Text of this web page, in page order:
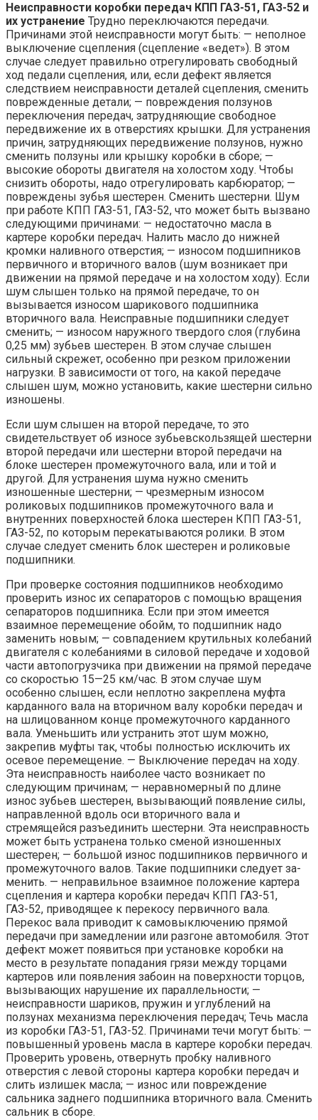
Неисправности коробки передач КПП ГАЗ-51, ГАЗ-52 и
их устранение Трудно переключаются передачи.
Причинами этой неисправности могут быть: — неполное
выключение сцепления (сцепление «ведет»). В этом
случае следует правильно отрегулировать свободный
ход педали сцепления, или, если дефект является
следствием неисправности деталей сцепления, сменить
поврежденные детали; — повреждения ползунов
переключения передач, затрудняющие свободное
передвижение их в отверстиях крышки. Для устранения
причин, затрудняющих передвижение ползунов, нужно
сменить ползуны или крышку коробки в сборе; —
высокие обороты двигателя на холостом ходу. Чтобы
снизить обороты, надо отрегулировать карбюратор; —
повреждены зубья шестерен. Сменить шестерни. Шум
при работе КПП ГАЗ-51, ГАЗ-52, что может быть вызвано
следующими причинами: — недостаточно масла в
картере коробки передач. Налить масло до нижней
кромки наливного отверстия; — износом подшипников
первичного и вторичного валов (шум возникает при
движении на прямой передаче и на холостом ходу). Если
шум слышен только на прямой передаче, то он
вызывается износом шарикового подшипника
вторичного вала. Неисправные подшипники следует
сменить; — износом наружного твердого слоя (глубина
0,25 мм) зубьев шестерен. В этом случае слышен
сильный скрежет, особенно при резком приложении
нагрузки. В зависимости от того, на какой передаче
слышен шум, можно установить, какие шестерни сильно
изношены.
Если шум слышен на второй передаче, то это
свидетельствует об износе зубьевскользящей шестерни
второй передачи или шестерни второй передачи на
блоке шестерен промежуточного вала, или и той и
другой. Для устранения шума нужно сменить
изношенные шестерни; — чрезмерным износом
роликовых подшипников промежуточного вала и
внутренних поверхностей блока шестерен КПП ГАЗ-51,
ГАЗ-52, по которым перекатываются ролики. В этом
случае следует сменить блок шестерен и роликовые
подшипники.
При проверке состояния подшипников необходимо
проверить износ их сепараторов с помощью вращения
сепараторов подшипника. Если при этом имеется
взаимное перемещение обойм, то подшипник надо
заменить новым; — совпадением крутильных колебаний
двигателя с колебаниями в силовой передаче и ходовой
части автопогрузчика при движении на прямой передаче
со скоростью 15—25 км/час. В этом случае шум
особенно слышен, если неплотно закреплена муфта
карданного вала на вторичном валу коробки передач и
на шлицованном конце промежуточного карданного
вала. Уменьшить или устранить этот шум можно,
закрепив муфты так, чтобы полностью исключить их
осевое перемещение. — Выключение передач на ходу.
Эта неисправность наиболее часто возникает по
следующим причинам; — неравномерный по длине
износ зубьев шестерен, вызывающий появление силы,
направленной вдоль оси вторичного вала и
стремящейся разъединить шестерни. Эта неисправность
может быть устранена только сменой изношен­ных
шестерен; — большой износ подшипников первичного и
промежуточного валов. Такие подшипники следует за­
менить. — неправильное взаимное положение картера
сцепления и картера коробки передач КПП ГАЗ-51,
ГАЗ-52, приводящее к перекосу первичного вала.
Перекос вала приводит к самовыключению прямой
передачи при замедлении или разгоне автомобиля. Этот
дефект может появиться при установке коробки на
место в результате попадания грязи между торцами
картеров или появления забоин на поверхности торцов,
вызывающих нарушение их параллельности; —
неисправности шариков, пружин и углублений на
ползунах механизма переключения передач; Течь масла
из коробки ГАЗ-51, ГАЗ-52. Причинами течи могут быть: —
повышенный уровень масла в картере коробки передач.
Проверить уровень, отвернуть пробку наливного
отверстия с левой стороны картера коробки передач и
слить излишек масла; — износ или повреждение
сальника заднего подшипника вторичного вала. Сменить
сальник в сборе.